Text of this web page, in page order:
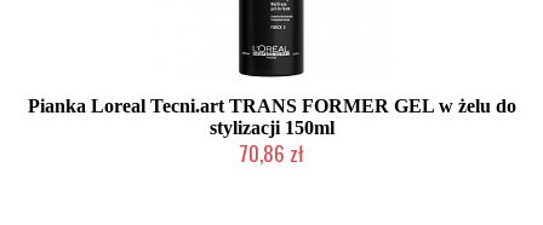
Pianka Loreal Tecni.art TRANS FORMER GEL w żelu do
stylizacji 150ml
70,86 zł